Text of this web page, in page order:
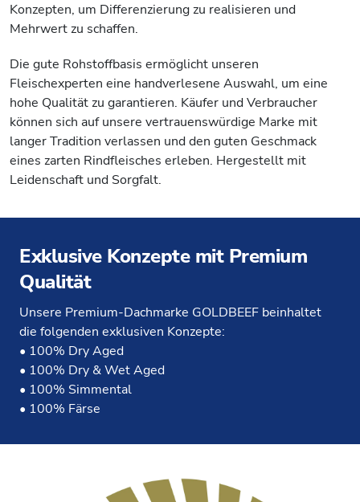
Konzepten, um Differenzierung zu realisieren und
Mehrwert zu schaffen.
Die gute Rohstoffbasis ermöglicht unseren
Fleischexperten eine handverlesene Auswahl, um eine
hohe Qualität zu garantieren. Käufer und Verbraucher
können sich auf unsere vertrauenswürdige Marke mit
langer Tradition verlassen und den guten Geschmack
eines zarten Rindfleisches erleben. Hergestellt mit
Leidenschaft und Sorgfalt.
Exklusive Konzepte mit Premium
Qualität
Unsere Premium-Dachmarke GOLDBEEF beinhaltet
die folgenden exklusiven Konzepte:
• 100% Dry Aged
• 100% Dry & Wet Aged
• 100% Simmental
• 100% Färse